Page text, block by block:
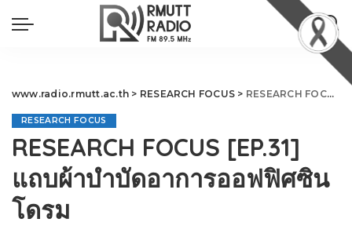
www.radio.rmutt.ac.th > RESEARCH FOCUS > RESEARCH FOCUS [EP.31] แถบผ้าบำบัดอาการออฟฟิศซินโดรม
RESEARCH FOCUS
RESEARCH FOCUS [EP.31]
แถบผ้าบำบัดอาการออฟฟิศซิน
โดรม